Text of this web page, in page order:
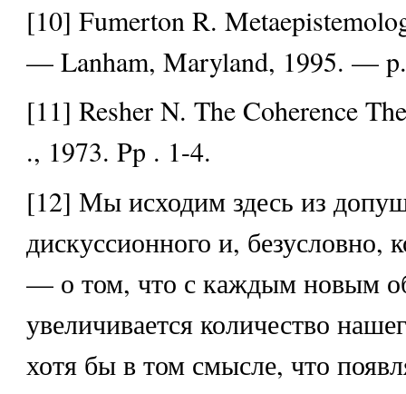
[10] Fumerton R.
— Lanham, Maryland, 1995. —
[11] Resher N. The Coherence
., 1973. Pp . 1-4.
[12] Мы исходим здесь из
дискуссионного и, безусловно,
— о том, что с каждым новым
увеличивается количество
хотя бы в том смысле, что